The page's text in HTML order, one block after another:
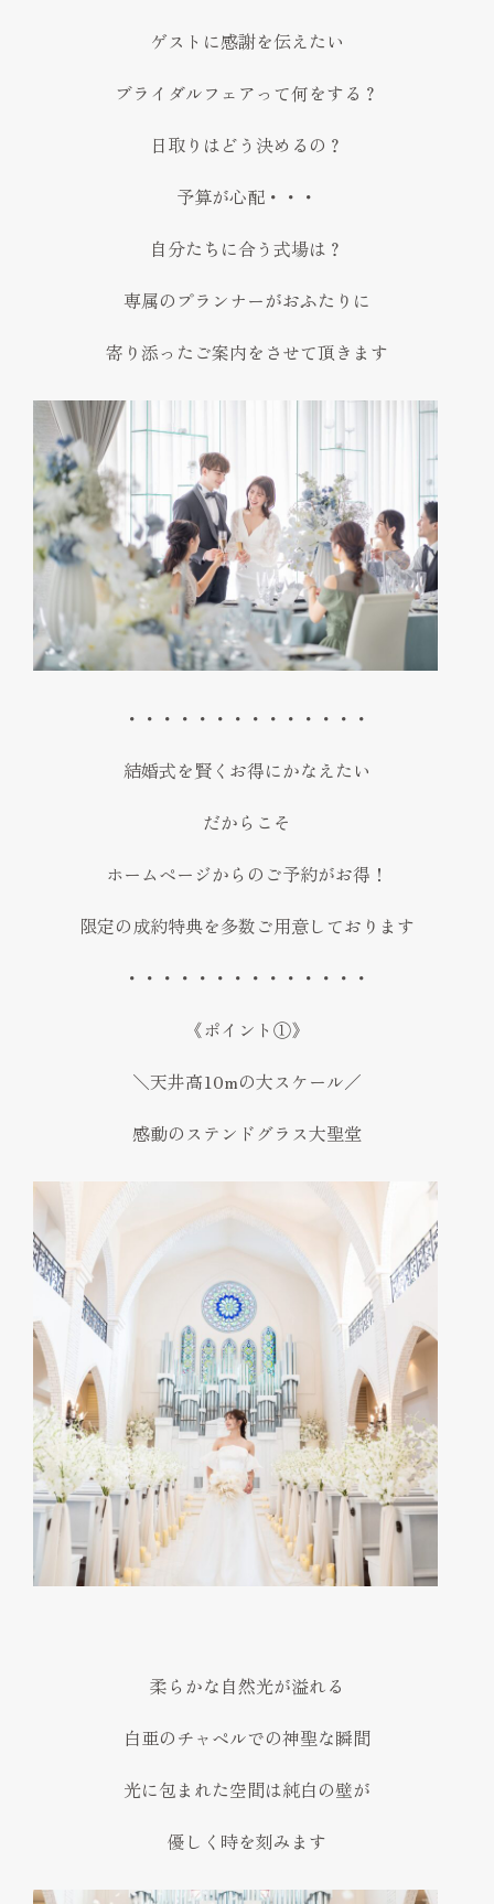
ゲストに感謝を伝えたい
ブライダルフェアって何をする？
日取りはどう決めるの？
予算が心配・・・
自分たちに合う式場は？
専属のプランナーがおふたりに
寄り添ったご案内をさせて頂きます
・・・・・・・・・・・・・・
結婚式を賢くお得にかなえたい
だからこそ
ホームページからのご予約がお得！
限定の成約特典を多数ご用意しております
・・・・・・・・・・・・・・
《ポイント①》
＼天井高10mの大スケール／
感動のステンドグラス大聖堂
柔らかな自然光が溢れる
白亜のチャペルでの神聖な瞬間
光に包まれた空間は純白の壁が
優しく時を刻みます